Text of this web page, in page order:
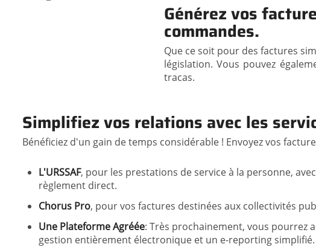
Générez vos
commandes.
Que ce soit pour des factures
législation. Vous pouvez
tracas.
Simplifiez vos relations avec les
Bénéficiez d'un gain de temps considérable ! Envoyez vos
L'URSSAF, pour les prestations de service à la personne,
règlement direct.
Chorus Pro, pour vos factures destinées aux collectivités
Une Plateforme Agréée: Très prochainement, vous pourrez
gestion entièrement électronique et un e-reporting simplifié.